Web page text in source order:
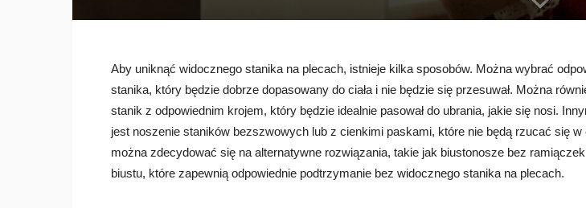
Aby uniknąć widocznego stanika na plecach, istnieje kilka sposobów. Można wybrać
stanika, który będzie dobrze dopasowany do ciała i nie będzie się przesuwał. Można
stanik z odpowiednim krojem, który będzie idealnie pasował do ubrania, jakie się nosi.
jest noszenie staników bezszwowych lub z cienkimi paskami, które nie będą rzucać się
można zdecydować się na alternatywne rozwiązania, takie jak biustonosze bez
biustu, które zapewnią odpowiednie podtrzymanie bez widocznego stanika na plecach.